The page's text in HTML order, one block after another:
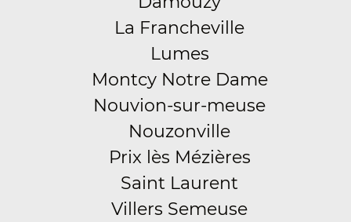
La Francheville
Lumes
Montcy Notre Dame
Nouvion-sur-meuse
Nouzonville
Prix lès Mézières
Saint Laurent
Villers Semeuse